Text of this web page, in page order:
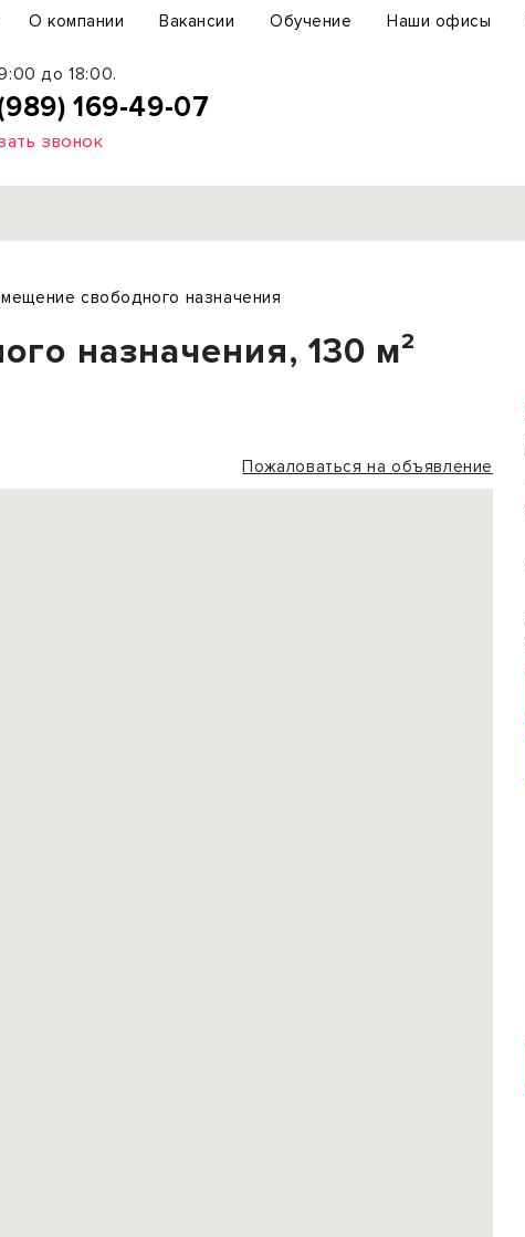
О компании Вакансии Обучение Наши офисы
до 18:00.
169-49-07
звонок
Торговое помещение
свободного назначения
назначения, 130 м²
Пожаловаться на объявление